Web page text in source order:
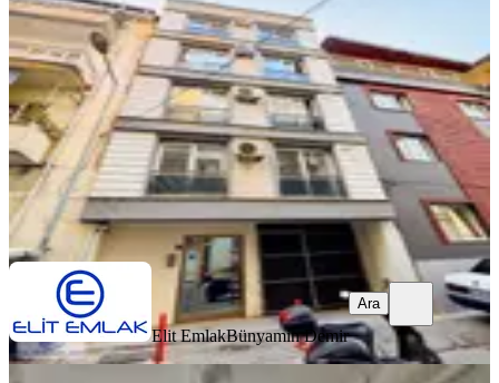
Efeler, Cuma Mahallesi
2+1
·100 m²·4. Kat·06.08.2026
22.000 ₺
Elit EmlakBünyamin Demir
Elit EmlakBünyamin Demir
Ara